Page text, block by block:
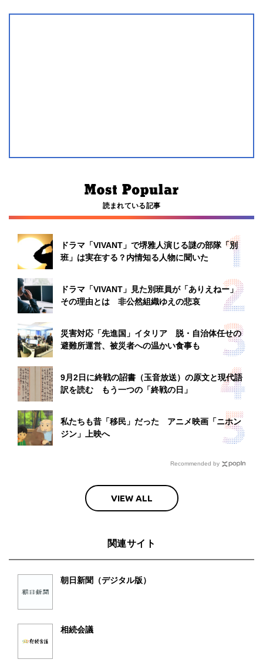
読まれている記事
ドラマ「VIVANT」で堺雅人演じる謎の部隊「別
班」は実在する？内情知る人物に聞いた
ドラマ「VIVANT」見た別班員が「ありえねー」
その理由とは 非公然組織ゆえの悲哀
災害対応「先進国」イタリア 脱・自治体任せの
避難所運営、被災者への温かい食事も
9月2日に終戦の詔書（玉音放送）の原文と現代語
訳を読む もう一つの「終戦の日」
私たちも昔「移民」だった アニメ映画「ニホン
ジン」上映へ
Recommended by
VIEW ALL
関連サイト
朝日新聞（デジタル版）
相続会議